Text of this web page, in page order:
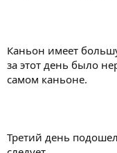
Каньон имеет
за этот день было
самом каньоне.
Третий день